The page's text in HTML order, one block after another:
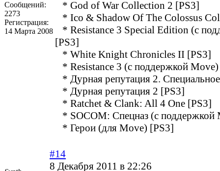
Сообщений:
2273
Регистрация:
14 Марта 2008
* God of War Collection 2 [PS3]
* Ico & Shadow Of The Colossus
* Resistance 3 Special Edition (c
[PS3]
* White Knight Chronicles II [PS3]
* Resistance 3 (c поддержкой
* Дурная репутация 2.
* Дурная репутация 2 [PS3]
* Ratchet & Clank: All 4 One [PS3]
* SOCOM: Спецназ (с поддержкой
* Герои (для Move) [PS3]
#14
8 Декабря 2011 в 22:26